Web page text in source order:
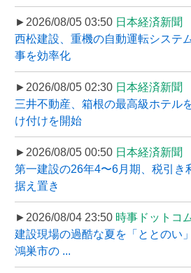
►2026/08/05 03:50 日本経済新聞
西松建設、重機の自動運転システ
事を効率化
►2026/08/05 02:30 日本経済新聞
三井不動産、箱根の最高級ホテル
け付けを開始
►2026/08/05 00:50 日本経済新聞
第一建設の26年4〜6月期、税引き
据え置き
►2026/08/04 23:50 時事ドットコ
建設現場の過酷な夏を「ととのい
鴻巣市の ...